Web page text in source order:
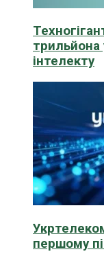
трильйона
інтелекту
першому